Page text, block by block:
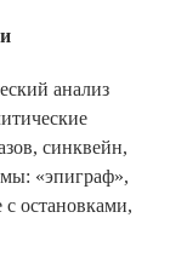
анализ
синквейн,
«эпиграф»,
с остановками,